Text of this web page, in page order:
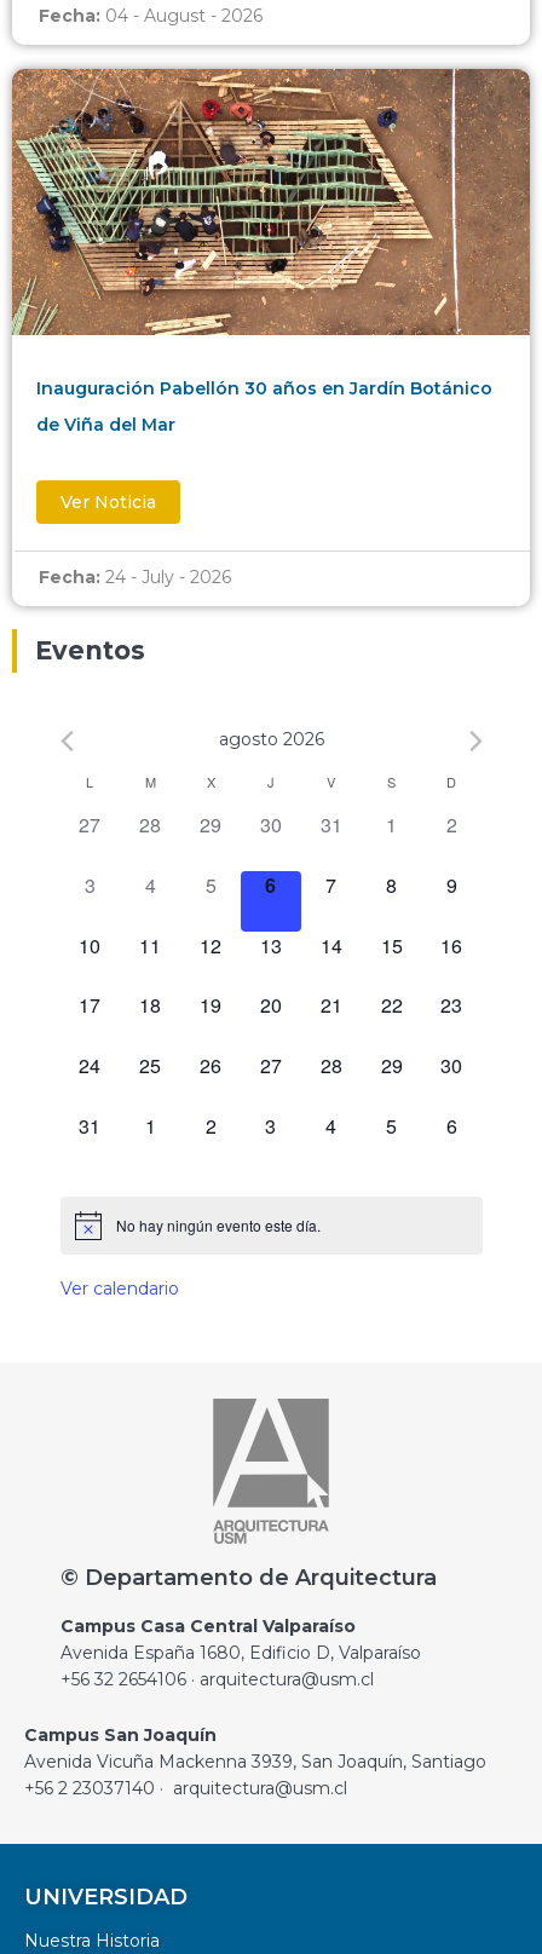
Fecha: 04 - August - 2026
Inauguración Pabellón 30 años en Jardín Botánico
de Viña del Mar
Ver Noticia
Fecha: 24 - July - 2026
Eventos
agosto 2026
Calendario
de
Eventos
L M X J V S D
0 eventos,
27 0 eventos,
28 0 eventos,
29 0 eventos,
30 0 eventos,
31 0 eventos,
1 0 eventos,
2
0 eventos,
3 0 eventos,
4 0 eventos,
5 0 eventos,
6 0 eventos,
7 0 eventos,
8 0 eventos,
9
0 eventos,
10 0 eventos,
11 0 eventos,
12 0 eventos,
13 0 eventos,
14 0 eventos,
15 0 eventos,
16
0 eventos,
17 0 eventos,
18 0 eventos,
19 0 eventos,
20 0 eventos,
21 0 eventos,
22 0 eventos,
23
0 eventos,
24 0 eventos,
25 0 eventos,
26 0 eventos,
27 0 eventos,
28 0 eventos,
29 0 eventos,
30
0 eventos,
31 0 eventos,
1 0 eventos,
2 0 eventos,
3 0 eventos,
4 0 eventos,
5 0 eventos,
6
No hay ningún evento este día.
Ver calendario
© Departamento de Arquitectura
Campus Casa Central Valparaíso
Avenida España 1680, Edificio D, Valparaíso
+56 32 2654106 · arquitectura@usm.cl
Campus San Joaquín
Avenida Vicuña Mackenna 3939, San Joaquín, Santiago
+56 2 23037140 · arquitectura@usm.cl
UNIVERSIDAD
Nuestra Historia